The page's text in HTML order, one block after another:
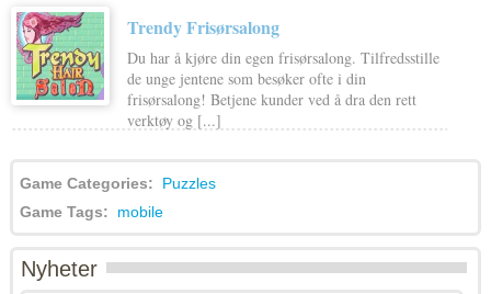
Trendy Frisørsalong
Du har å kjøre din egen frisørsalong. Tilfredsstille
de unge jentene som besøker ofte i din
frisørsalong! Betjene kunder ved å dra den rett
verktøy og [...]
Game Categories: Puzzles
Game Tags: mobile
Nyheter